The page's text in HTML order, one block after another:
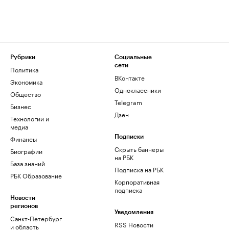
Рубрики
Политика
Экономика
Общество
Бизнес
Технологии и
медиа
Финансы
Биографии
База знаний
РБК Образование
Новости
регионов
Санкт-Петербург
и область
Социальные
сети
ВКонтакте
Одноклассники
Telegram
Дзен
Подписки
Скрыть баннеры
на РБК
Подписка на РБК
Корпоративная
подписка
Уведомления
RSS Новости